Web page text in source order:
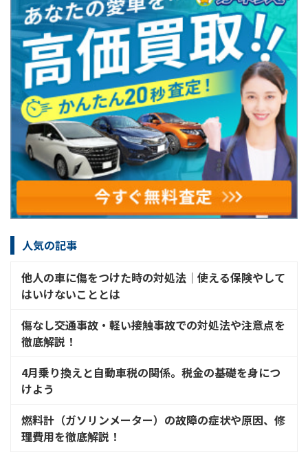
人気の記事
他人の車に傷をつけた時の対処法│使える保険やして
はいけないこととは
傷なし交通事故・軽い接触事故での対処法や注意点を
徹底解説！
4月乗り換えと自動車税の関係。税金の基礎を身につ
けよう
燃料計（ガソリンメーター）の故障の症状や原因、修
理費用を徹底解説！